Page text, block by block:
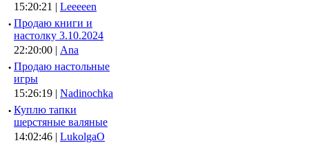
15:20:21 | Leeeeen
· Продаю книги и
настолку 3.10.2024
22:20:00 | Ana
· Продаю настольные
игры
15:26:19 | Nadinochka
· Куплю тапки
шерстяные валяные
14:02:46 | LukolgaO